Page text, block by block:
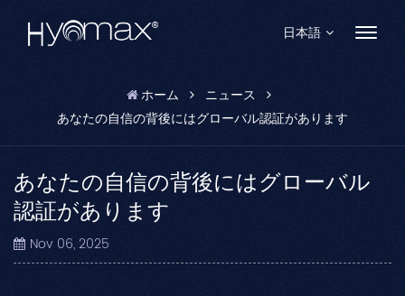
日本語
English
Français
Español
ホーム
ニュース
あなたの自信の背後にはグローバル認証があります
あなたの自信の背後にはグローバル
認証があります
Nov 06, 2025